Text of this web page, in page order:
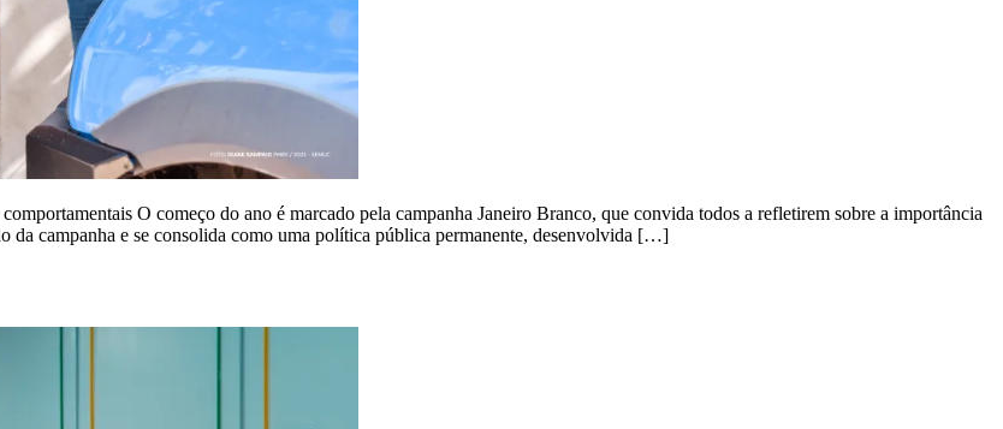
O começo do ano é marcado pela campanha Janeiro Branco, que convida todos a refletirem sobre a importância
da campanha e se consolida como uma política pública permanente, desenvolvida […]